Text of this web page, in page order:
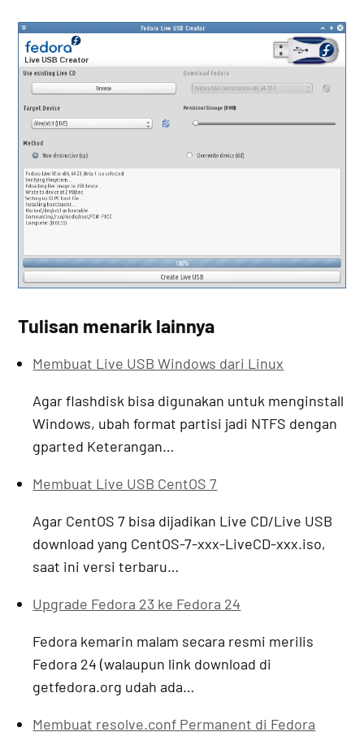
Tulisan menarik lainnya
Membuat Live USB Windows dari Linux
Agar flashdisk bisa digunakan untuk menginstall
Windows, ubah format partisi jadi NTFS dengan
gparted Keterangan…
Membuat Live USB CentOS 7
Agar CentOS 7 bisa dijadikan Live CD/Live USB
download yang CentOS-7-xxx-LiveCD-xxx.iso,
saat ini versi terbaru…
Upgrade Fedora 23 ke Fedora 24
Fedora kemarin malam secara resmi merilis
Fedora 24 (walaupun link download di
getfedora.org udah ada…
Membuat resolve.conf Permanent di Fedora